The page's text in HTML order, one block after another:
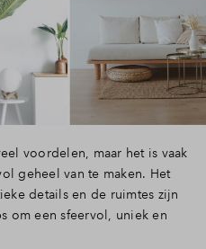
Inloggen
voordelen, maar het is vaak
geheel van te maken. Het
details en de ruimtes zijn
om een sfeervol, uniek en